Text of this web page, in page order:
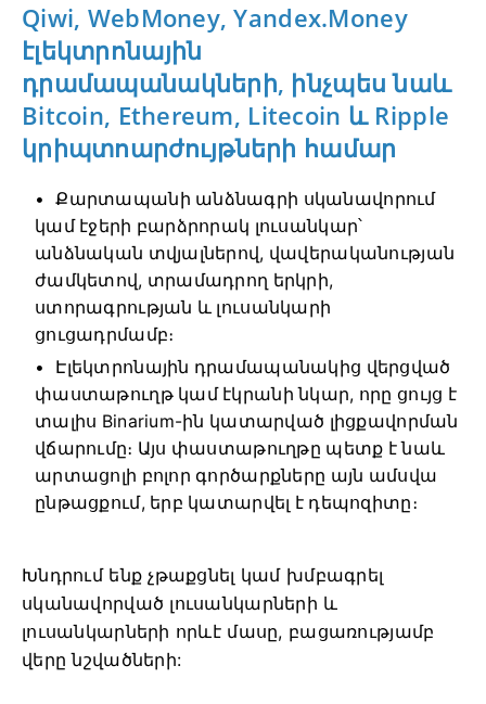
Qiwi, WebMoney, Yandex.Money
էլեկտրոնային
դրամապանակների, ինչպես նաև
Bitcoin, Ethereum, Litecoin և Ripple
կրիպտոարժույթների համար
Քարտապանի անձնագրի սկանավորում
կամ էջերի բարձրորակ լուսանկար՝
անձնական տվյալներով, վավերականության
ժամկետով, տրամադրող երկրի,
ստորագրության և լուսանկարի
ցուցադրմամբ։
Էլեկտրոնային դրամապանակից վերցված
փաստաթուղթ կամ էկրանի նկար, որը ցույց է
տալիս Binarium-ին կատարված լիցքավորման
վճարումը։ Այս փաստաթուղթը պետք է նաև
արտացոլի բոլոր գործարքները այն ամսվա
ընթացքում, երբ կատարվել է դեպոզիտը։
Խնդրում ենք չթաքցնել կամ խմբագրել
սկանավորված լուսանկարների և
լուսանկարների որևէ մասը, բացառությամբ
վերը նշվածների: